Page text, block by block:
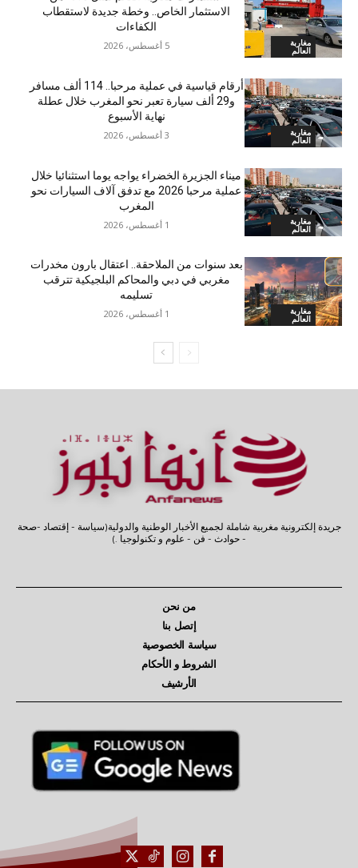
مغاربة
العالم
الاستثمار الخاص.. وخطة جديدة لاستقطاب
الكفاءات
5 أغسطس، 2026
مغاربة
العالم
أرقام قياسية في عملية مرحبا.. 114 ألف مسافر
و29 ألف سيارة تعبر نحو المغرب خلال عطلة
نهاية الأسبوع
3 أغسطس، 2026
مغاربة
العالم
ميناء الجزيرة الخضراء يواجه يوما استثنائيا خلال
عملية مرحبا 2026 مع تدفق آلاف السيارات نحو
المغرب
1 أغسطس، 2026
مغاربة
العالم
بعد سنوات من الملاحقة.. اعتقال بارون مخدرات
مغربي في دبي والمحاكم البلجيكية تترقب
تسليمه
1 أغسطس، 2026
جريدة إلكترونية مغربية شاملة لجميع الأخبار الوطنية والدولية(سياسة - إقتصاد -صحة
- حوادث - فن - علوم و تكنولوجيا .)
من نحن
إتصل بنا
سياسة الخصوصية
الشروط و الأحكام
الأرشيف